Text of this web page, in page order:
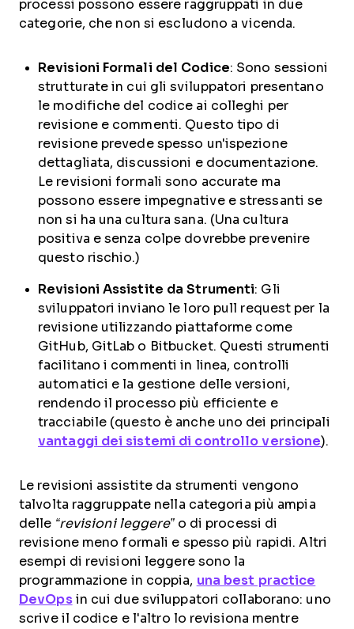
processi possono essere raggruppati in due
categorie, che non si escludono a vicenda.
Revisioni Formali del Codice: Sono sessioni
strutturate in cui gli sviluppatori presentano
le modifiche del codice ai colleghi per
revisione e commenti. Questo tipo di
revisione prevede spesso un'ispezione
dettagliata, discussioni e documentazione.
Le revisioni formali sono accurate ma
possono essere impegnative e stressanti se
non si ha una cultura sana. (Una cultura
positiva e senza colpe dovrebbe prevenire
questo rischio.)
Revisioni Assistite da Strumenti: Gli
sviluppatori inviano le loro pull request per la
revisione utilizzando piattaforme come
GitHub, GitLab o Bitbucket. Questi strumenti
facilitano i commenti in linea, controlli
automatici e la gestione delle versioni,
rendendo il processo più efficiente e
tracciabile (questo è anche uno dei principali
vantaggi dei sistemi di controllo versione).
Le revisioni assistite da strumenti vengono
talvolta raggruppate nella categoria più ampia
delle “revisioni leggere” o di processi di
revisione meno formali e spesso più rapidi. Altri
esempi di revisioni leggere sono la
programmazione in coppia, una best practice
DevOpsin cui due sviluppatori collaborano: uno
scrive il codice e l'altro lo revisiona mentre